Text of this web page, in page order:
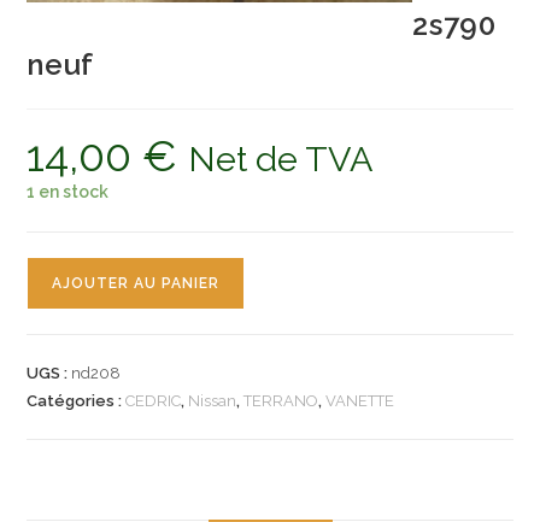
2s790
neuf
14,00 € Net de TVA
1 en stock
plaquette
AJOUTER AU PANIER
UGS : nd208
Catégories :CEDRIC, Nissan,TERRANO,VANETTE